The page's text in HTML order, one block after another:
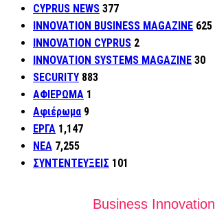
CYPRUS NEWS 377
INNOVATION BUSINESS MAGAZINE 625
INNOVATION CYPRUS 2
INNOVATION SYSTEMS MAGAZINE 30
SECURITY 883
ΑΦΙΕΡΩΜΑ 1
Αφιέρωμα 9
ΕΡΓΑ 1,147
ΝΕΑ 7,255
ΣΥΝΤΕΝΤΕΥΞΕΙΣ 101
Business Innovation